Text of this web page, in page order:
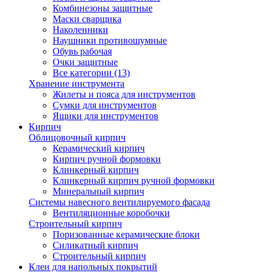
Комбинезоны защитные
Маски сварщика
Наколенники
Наушники противошумные
Обувь рабочая
Очки защитные
Все категории (13)
Хранение инструмента
Жилеты и пояса для инструментов
Сумки для инструментов
Ящики для инструментов
Кирпич
Облицовочный кирпич
Керамический кирпич
Кирпич ручной формовки
Клинкерный кирпич
Клинкерный кирпич ручной формовки
Минеральный кирпич
Системы навесного вентилируемого фасада
Вентиляционные коробочки
Строительный кирпич
Поризованные керамические блоки
Силикатный кирпич
Строительный кирпич
Клеи для напольных покрытий